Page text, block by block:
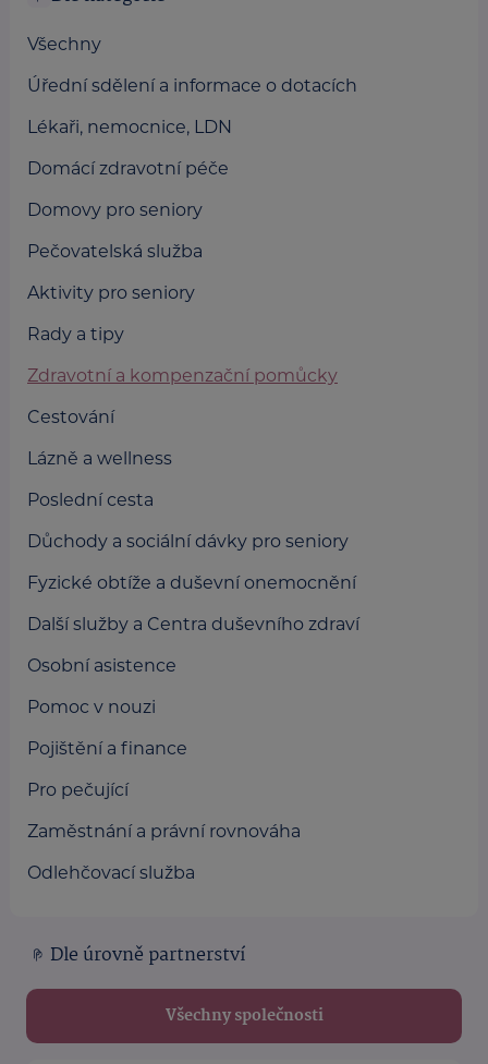
Všechny
Úřední sdělení a informace o dotacích
Lékaři, nemocnice, LDN
Domácí zdravotní péče
Domovy pro seniory
Pečovatelská služba
Aktivity pro seniory
Rady a tipy
Zdravotní a kompenzační pomůcky
Cestování
Lázně a wellness
Poslední cesta
Důchody a sociální dávky pro seniory
Fyzické obtíže a duševní onemocnění
Další služby a Centra duševního zdraví
Osobní asistence
Pomoc v nouzi
Pojištění a finance
Pro pečující
Zaměstnání a právní rovnováha
Odlehčovací služba
Dle úrovně partnerství
Všechny společnosti